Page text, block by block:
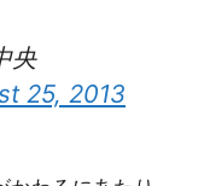
央
25, 2013